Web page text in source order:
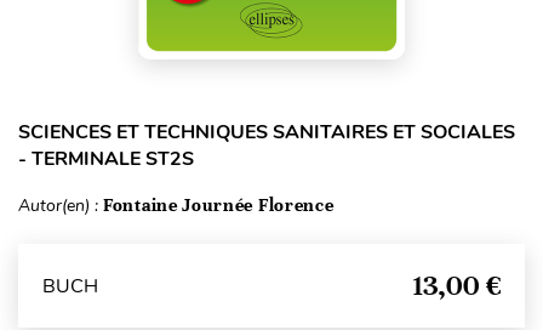
SCIENCES ET TECHNIQUES SANITAIRES ET SOCIALES
- TERMINALE ST2S
Autor(en) : Fontaine Journée Florence
BUCH 13,00 €